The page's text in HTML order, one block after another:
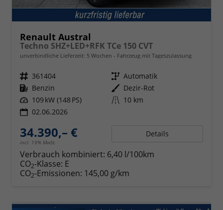
Renault Austral
Techno SHZ+LED+RFK TCe 150 CVT
unverbindliche Lieferzeit: 5 Wochen Fahrzeug mit Tageszulassung
Fahrzeugnr. 361404 Getriebe Automatik
Kraftstoff Benzin Außenfarbe Dezir-Rot
Leistung 109 kW (148 PS) Kilometerstand 10 km
02.06.2026
34.390,– €
incl. 19% MwSt.
Details
Verbrauch kombiniert: 6,40 l/100km
CO2-Klasse: E
CO2-Emissionen: 145,00 g/km